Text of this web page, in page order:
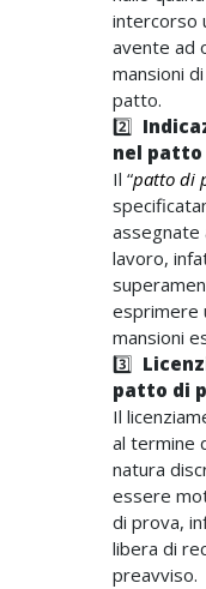
intercorso
avente ad
mansioni
patto.
2️⃣
nel patto
Il “patto di
assegnate
lavoro,
esprimere
mansioni
3️⃣
patto di
Il
al termine
natura
essere
di prova,
libera di
preavviso.